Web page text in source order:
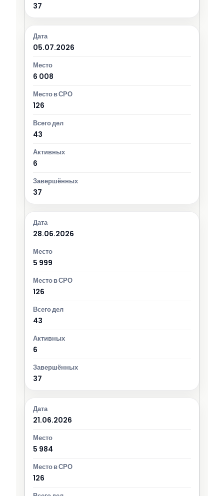
37
05.07.2026
6 008
126
43
6
37
28.06.2026
5 999
126
43
6
37
21.06.2026
5 984
126